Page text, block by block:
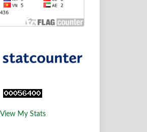
View My Stats